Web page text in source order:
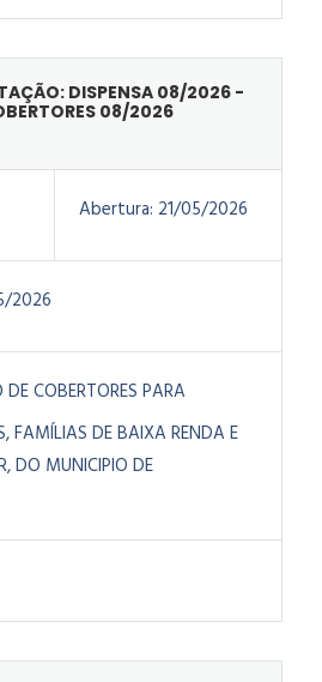
DISPENSA 08/2026 -
08/2026
Abertura: 21/05/2026
2026
COBERTORES PARA
FAMÍLIAS DE BAIXA RENDA E
DO MUNICIPIO DE